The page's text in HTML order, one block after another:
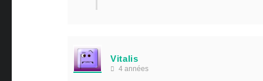
Vitalis
4 années